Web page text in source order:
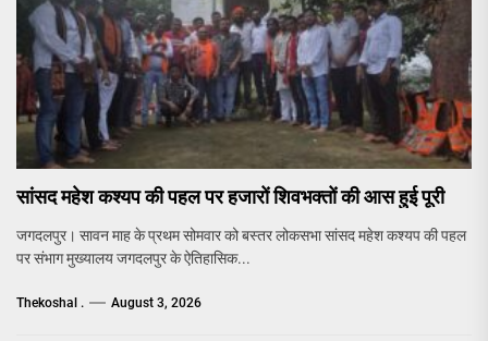
सांसद महेश कश्यप की पहल पर हजारों शिवभक्तों की आस हुई पूरी
जगदलपुर। सावन माह के प्रथम सोमवार को बस्तर लोकसभा सांसद महेश कश्यप की पहल
पर संभाग मुख्यालय जगदलपुर के ऐतिहासिक...
Thekoshal . August 3, 2026